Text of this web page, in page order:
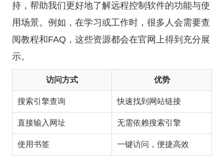
持，帮助我们更好地了解远程控制软件的功能与使
用场景。例如，在学习或工作时，很多人会需要查
阅教程和FAQ，这些资源都会在官网上得到充分展
示。
访问方式 优势
搜索引擎查询 快速找到网站链接
直接输入网址 无需依赖搜索引擎
使用书签 一键访问，便捷高效